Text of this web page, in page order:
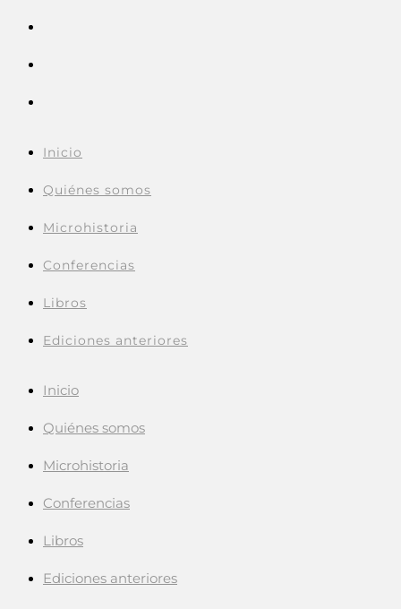
Inicio
Quiénes somos
Microhistoria
Conferencias
Libros
Ediciones anteriores
Inicio
Quiénes somos
Microhistoria
Conferencias
Libros
Ediciones anteriores